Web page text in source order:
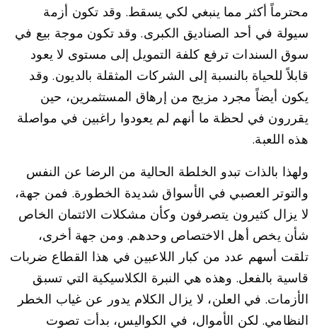
محترماً أكثر مما ينبغي لكي يسقط. وقد تكون أزمة
سيولة في أحد الصناديق الكبرى. وقد تكون موجة بيع في
سوق السندات ترفع كلفة التمويل إلى مستوى لا يعود
قابلاً للحياة بالنسبة إلى الشركات المثقلة بالديون. وقد
يكون أيضاً مجرد مزيج من إرهاق المستثمرين، حين
يقررون في لحظة ما أنهم لم يعودوا راغبين في مواصلة
هذه اللعبة.
ولهذا بالذات تبدو الخلطة الحالية من الرضا عن النفس
والتوتر العصبي في الأسواق شديدة الخطورة. فمن جهة،
لا يزال كثيرون يتصرفون وكأن مشكلات الائتمان الخاص
شأن يخص أهل الاختصاص وحدهم. ومن جهة أخرى،
تلقت أسهم عدد من كبار اللاعبين في هذا القطاع ضربات
قاسية بالفعل. وهذه هي النبرة الكلاسيكية التي تسبق
الأزمات. في العلن، لا يزال الكلام يدور عن غياب الخطر
النظامي. لكن الأموال، في الكواليس، بدأت تصوت